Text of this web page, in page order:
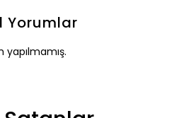
Yorumlar